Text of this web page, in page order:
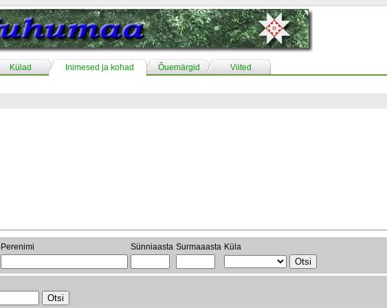
Külad Inimesed ja kohad Õuemärgid Viited
Perenimi Sünniaasta Surmaaasta Küla